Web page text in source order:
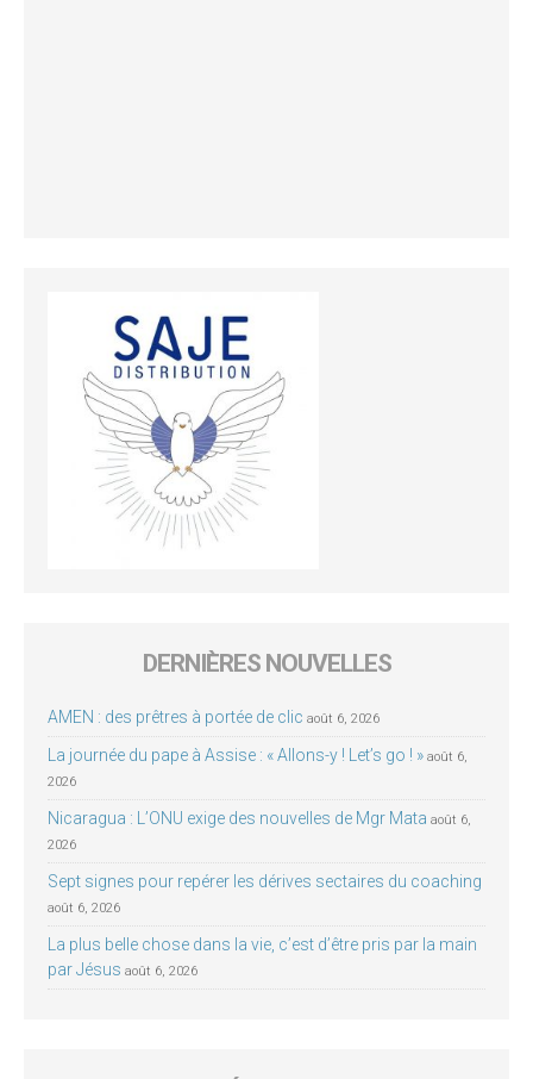
DERNIÈRES NOUVELLES
AMEN : des prêtres à portée de clic août 6, 2026
La journée du pape à Assise : « Allons-y ! Let’s go ! » août 6,
2026
Nicaragua : L’ONU exige des nouvelles de Mgr Mata août 6,
2026
Sept signes pour repérer les dérives sectaires du coaching
août 6, 2026
La plus belle chose dans la vie, c’est d’être pris par la main
par Jésus août 6, 2026